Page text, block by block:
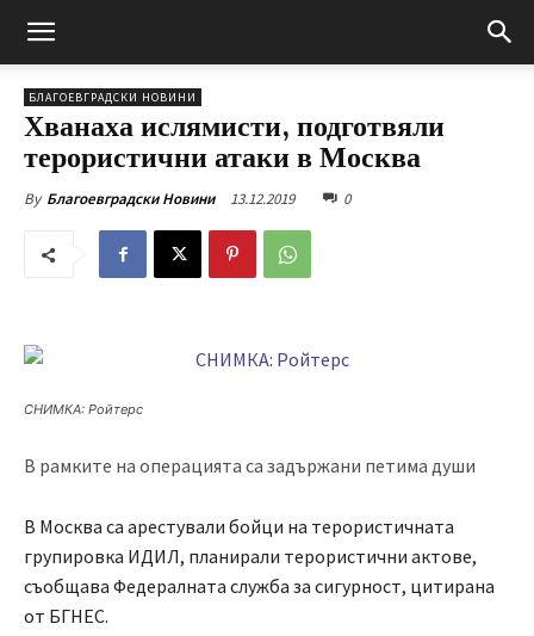
БЛАГОЕВГРАДСКИ НОВИНИ
Хванаха ислямисти, подготвяли
терористични атаки в Москва
By Благоевградски Новини 13.12.2019 0
СНИМКА: Ройтерс
В рамките на операцията са задържани петима души
В Москва са арестували бойци на терористичната
групировка ИДИЛ, планирали терористични актове,
съобщава Федералната служба за сигурност, цитирана
от БГНЕС.